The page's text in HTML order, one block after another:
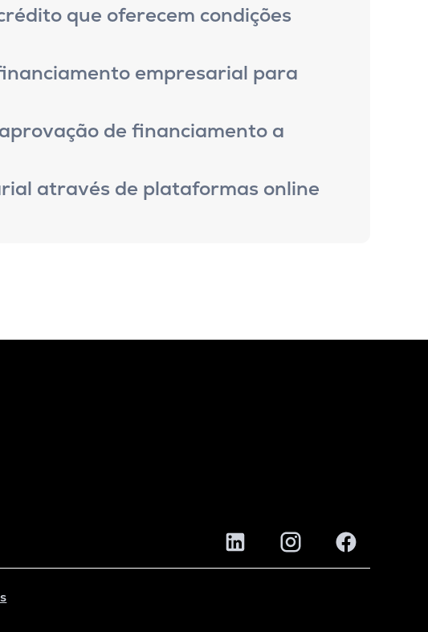
que oferecem condições
empresarial para
de financiamento a
através de plataformas online